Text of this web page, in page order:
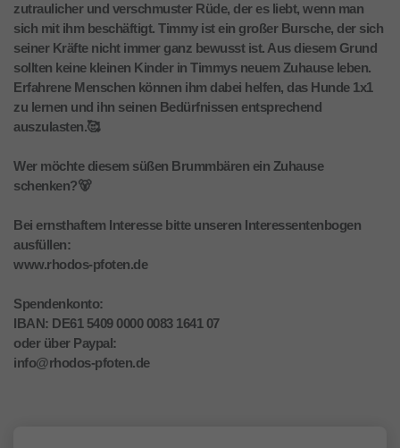
zutraulicher und verschmuster Rüde, der es liebt, wenn man
sich mit ihm beschäftigt. Timmy ist ein großer Bursche, der sich
seiner Kräfte nicht immer ganz bewusst ist. Aus diesem Grund
sollten keine kleinen Kinder in Timmys neuem Zuhause leben.
Erfahrene Menschen können ihm dabei helfen, das Hunde 1x1
zu lernen und ihn seinen Bedürfnissen entsprechend
auszulasten.🥰
Wer möchte diesem süßen Brummbären ein Zuhause
schenken?🐻
Bei ernsthaftem Interesse bitte unseren Interessentenbogen
ausfüllen:
www.rhodos-pfoten.de
Spendenkonto:
IBAN: DE61 5409 0000 0083 1641 07
oder über Paypal:
info@rhodos-pfoten.de